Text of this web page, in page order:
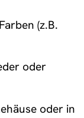
(z.B.
oder
oder in